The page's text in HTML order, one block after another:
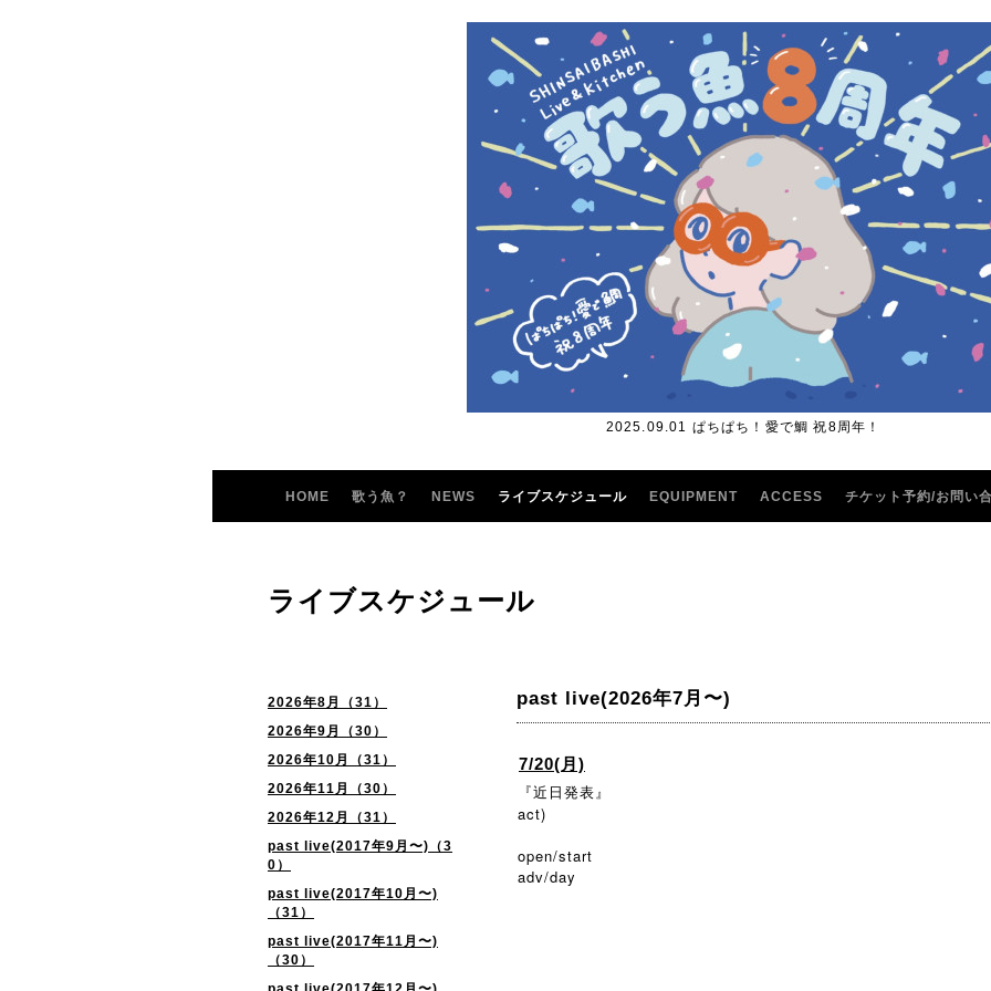
2025.09.01 ぱちぱち！愛で鯛 祝8周年！
HOME 歌う魚？ NEWS ライブスケジュール EQUIPMENT ACCESS チケット予約/お問い
2026年8月（31）
2026年9月（30）
2026年10月（31）
2026年11月（30）
2026年12月（31）
past live(2017年9月〜)（3
0）
past live(2017年10月〜)
（31）
past live(2017年11月〜)
（30）
ライブスケジュール
past live(2026年7月〜)
7/20(月)
『近日発表』
act)
open/start
adv/day